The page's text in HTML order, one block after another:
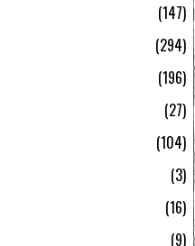
147
294
196
27
104
3
16
9